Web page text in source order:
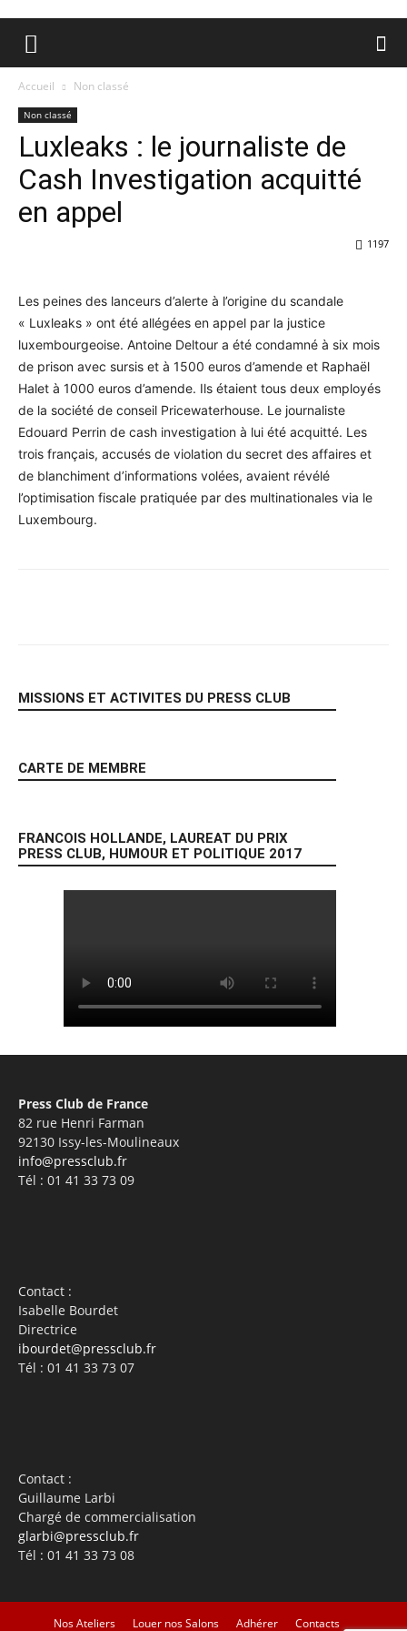
Accueil Non classé
Non classé
Luxleaks : le journaliste de
Cash Investigation acquitté
en appel
1197
Les peines des lanceurs d’alerte à l’origine du scandale
« Luxleaks » ont été allégées en appel par la justice
luxembourgeoise. Antoine Deltour a été condamné à six mois
de prison avec sursis et à 1500 euros d’amende et Raphaël
Halet à 1000 euros d’amende. Ils étaient tous deux employés
de la société de conseil Pricewaterhouse. Le journaliste
Edouard Perrin de cash investigation à lui été acquitté. Les
trois français, accusés de violation du secret des affaires et
de blanchiment d’informations volées, avaient révélé
l’optimisation fiscale pratiquée par des multinationales via le
Luxembourg.
MISSIONS ET ACTIVITES DU PRESS CLUB
CARTE DE MEMBRE
FRANCOIS HOLLANDE, LAUREAT DU PRIX
PRESS CLUB, HUMOUR ET POLITIQUE 2017
Press Club de France
82 rue Henri Farman
92130 Issy-les-Moulineaux
info@pressclub.fr
Tél : 01 41 33 73 09
Contact :
Isabelle Bourdet
Directrice
ibourdet@pressclub.fr
Tél : 01 41 33 73 07
Contact :
Guillaume Larbi
Chargé de commercialisation
glarbi@pressclub.fr
Tél : 01 41 33 73 08
Nos Ateliers Louer nos Salons Adhérer Contacts